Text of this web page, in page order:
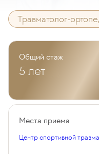
Травматолог-
Общий стаж
5 лет
Места приема
Центр спортивной